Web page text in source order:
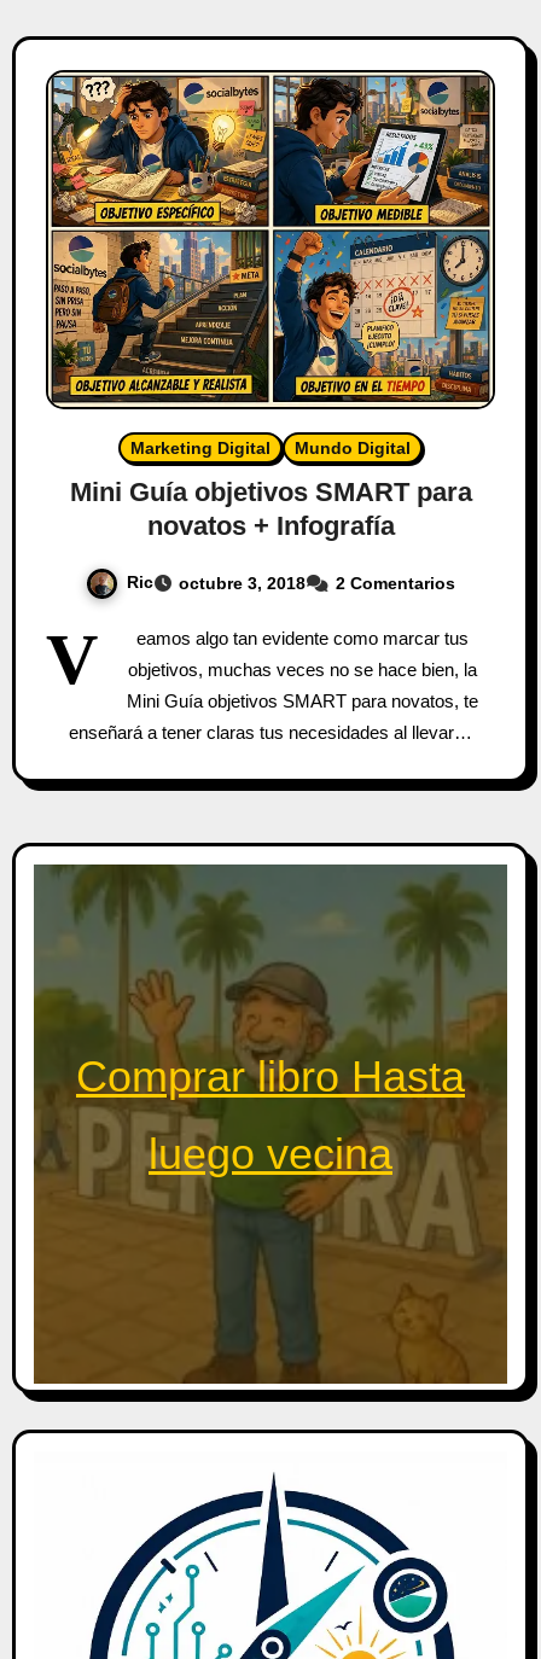
Marketing Digital Mundo Digital
Mini Guía objetivos SMART para
novatos + Infografía
Ric octubre 3, 2018 2 Comentarios
V
eamos algo tan evidente como marcar tus
objetivos, muchas veces no se hace bien, la
Mini Guía objetivos SMART para novatos, te
enseñará a tener claras tus necesidades al llevar…
Comprar libro Hasta
luego vecina